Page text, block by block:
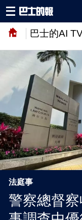
巴士的AI
法庭事
警察總督